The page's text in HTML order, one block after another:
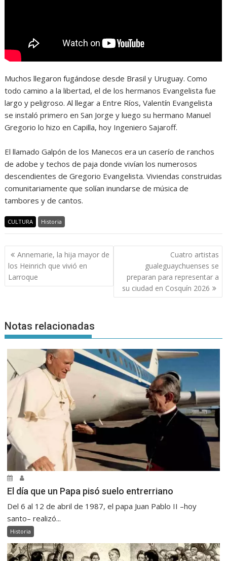
Muchos llegaron fugándose desde Brasil y Uruguay. Como
todo camino a la libertad, el de los hermanos Evangelista fue
largo y peligroso. Al llegar a Entre Ríos, Valentín Evangelista
se instaló primero en San Jorge y luego su hermano Manuel
Gregorio lo hizo en Capilla, hoy Ingeniero Sajaroff.
El llamado Galpón de los Manecos era un caserío de ranchos
de adobe y techos de paja donde vivían los numerosos
descendientes de Gregorio Evangelista. Viviendas construidas
comunitariamente que solían inundarse de música de
tambores y de cantos.
CULTURA Historia
Navegación
de
entradas
Annemarie, la hija mayor de
los Heinrich que vivió en
Larroque
Cuatro artistas
gualeguaychuenses se
preparan para representar a
su ciudad en Cosquín 2026
Notas relacionadas
El día que un Papa pisó suelo entrerriano
Del 6 al 12 de abril de 1987, el papa Juan Pablo II –hoy
santo– realizó...
Historia